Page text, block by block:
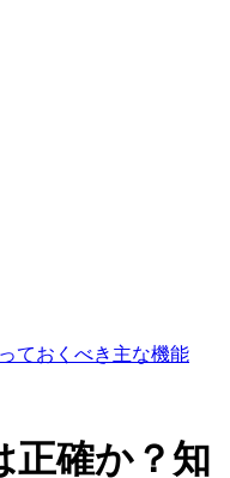
ておくべき主な機能
正確か？知